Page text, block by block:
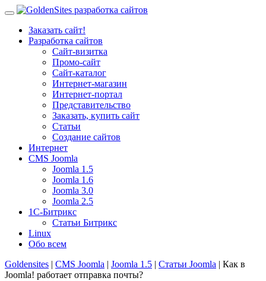
Заказать сайт!
Разработка сайтов
Сайт-визитка
Промо-сайт
Сайт-каталог
Интернет-магазин
Интернет-портал
Представительство
Заказать, купить сайт
Статьи
Создание сайтов
Интернет
CMS Joomla
Joomla 1.5
Joomla 1.6
Joomla 3.0
Joomla 2.5
1С-Битрикс
Статьи Битрикс
Linux
Обо всем
Goldensites | CMS Joomla | Joomla 1.5 | Статьи Joomla | Как в
Joomla! работает отправка почты?